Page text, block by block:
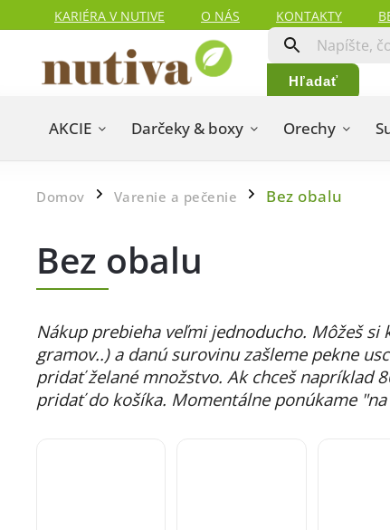
KARIÉRA V NUTIVE O NÁS KONTAKTY
HODNOTENIA ZÁKAZNÍKOV
MAPA SERVERU
Hľadať
AKCIE Darčeky & boxy Orechy
Domov / Varenie a pečenie / Bez obalu
Bez obalu
Nákup prebieha veľmi jednoducho. Môžeš
gramov..) a danú surovinu zašleme pekne
pridať želané množstvo. Ak chceš napríklad
pridať do košíka. Momentálne ponúkame